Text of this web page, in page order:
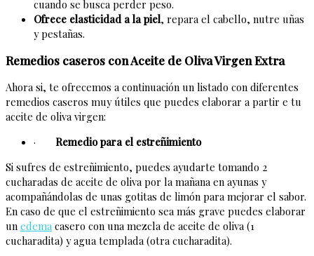
cuando se busca perder peso.
Ofrece elasticidad a la piel, repara el cabello, nutre uñas
y pestañas.
Remedios caseros con Aceite de Oliva Virgen Extra
Ahora si, te ofrecemos a continuación un listado con diferentes
remedios caseros muy útiles que puedes elaborar a partir e tu
aceite de oliva virgen:
· Remedio para el estreñimiento
Si sufres de estreñimiento, puedes ayudarte tomando 2
cucharadas de aceite de oliva por la mañana en ayunas y
acompañándolas de unas gotitas de limón para mejorar el sabor.
En caso de que el estreñimiento sea más grave puedes elaborar
un edema casero con una mezcla de aceite de oliva (1
cucharadita) y agua templada (otra cucharadita).